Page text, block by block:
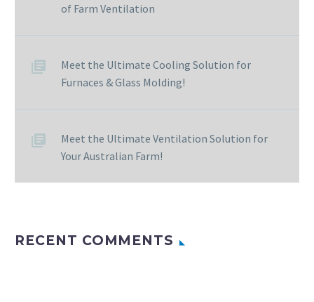
of Farm Ventilation
Meet the Ultimate Cooling Solution for
Furnaces & Glass Molding!
Meet the Ultimate Ventilation Solution for
Your Australian Farm!
RECENT COMMENTS